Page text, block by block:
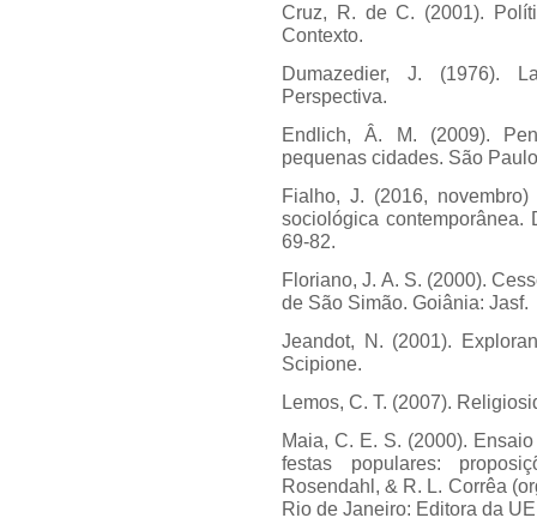
Cruz, R. de C. (2001).
Contexto.
Dumazedier, J. (1976).
Perspectiva.
Endlich, Â. M. (2009).
pequenas cidades. São
Fialho, J. (2016,
sociológica contemporânea.
69-82.
Floriano, J. A. S. (2000).
de São Simão. Goiânia: Jasf.
Jeandot, N. (2001).
Scipione.
Lemos, C. T. (2007).
Maia, C. E. S. (2000).
festas populares:
Rosendahl, & R. L. Corrêa
Rio de Janeiro: Editora da